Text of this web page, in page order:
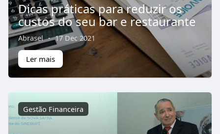
Dicas práticas para reduzir os
custos do seu bar e restaurante
Abrasel · 17 Dec 2021
Ler mais
Gestão Financeira